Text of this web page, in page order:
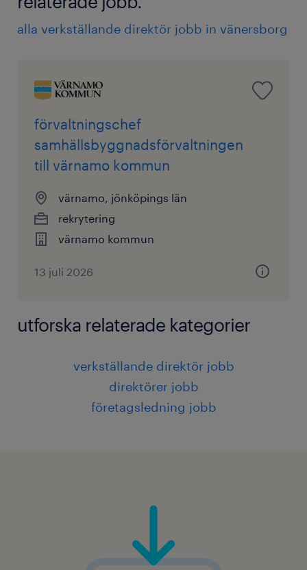
frågor kring tjänsten är du välkommen att ta kontakt
på jenny.gillard@randstad.se eller på 070 793 27 41.
alla verkställande direktör jobb in vänersborg
förvaltningschef
samhällsbyggnadsförvaltningen
till värnamo kommun
värnamo, jönköpings län
rekrytering
värnamo kommun
13 juli 2026
utforska relaterade kategorier
verkställande direktör jobb
direktörer jobb
företagsledning jobb